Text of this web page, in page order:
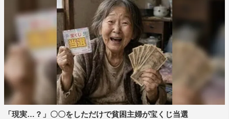
「現実…？」〇〇をしただけで貧困主婦が宝くじ当選